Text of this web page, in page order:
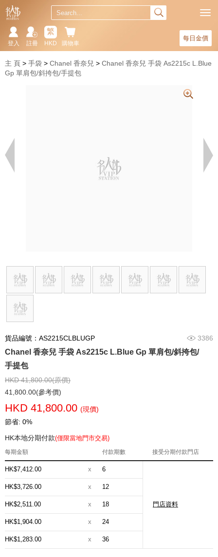
每日金價
購物車
繁
HKD
註冊
登入
主 頁 手袋 Chanel 香奈兒
Chanel 香奈兒 手袋 As2215c L.Blue
Gp 單肩包/斜挎包/手提包
貨品編號：AS2215CLBLUGP 3386
Chanel 香奈兒 手袋 As2215c L.Blue Gp 單肩包/斜挎包/
手提包
HKD 41,800.00(原價)
41,800.00(參考價)
HKD 41,800.00 (現價)
節省: 0%
HK本地分期付款(僅限當地門市交易)
每期金額 付款期數 接受分期付款門店
HK$7,412.00 x 6
門店資料
HK$3,726.00 x 12
HK$2,511.00 x 18
HK$1,904.00 x 24
HK$1,283.00 x 36